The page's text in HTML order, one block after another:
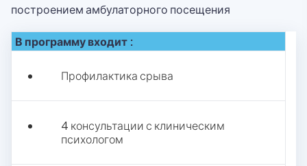
построением амбулаторного посещения
В программу входит :
Профилактика срыва
4 консультации с клиническим
психологом